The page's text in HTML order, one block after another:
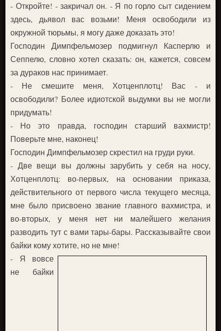
- Откройте! - закричал он. - Я по горло сыт сидением
здесь, дьявол вас возьми! Меня освободили из
окружной тюрьмы, я могу даже доказать это!
Господин Димпфельмозер подмигнул Касперлю и
Сеппелю, словно хотел сказать: он, кажется, совсем
за дураков нас принимает.
- Не смешите меня, Хотценплотц! Вас - и
освободили? Более идиотской выдумки вы не могли
придумать!
- Но это правда, господин старший вахмистр!
Поверьте мне, наконец!
Господин Димпфельмозер скрестил на груди руки.
- Две вещи вы должны зарубить у себя на носу,
Хотценплотц: во-первых, на основании приказа,
действительного от первого числа текущего месяца,
мне было присвоено звание главного вахмистра, и
во-вторых, у меня нет ни малейшего желания
разводить тут с вами тары-бары. Рассказывайте свои
байки кому хотите, но не мне!
- Я вовсе
не байки